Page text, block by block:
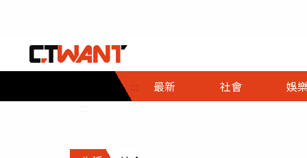
::: 最新 社會
社會首頁
時事
調查
娛樂
娛樂首頁
即時
財經首頁
熱線
政